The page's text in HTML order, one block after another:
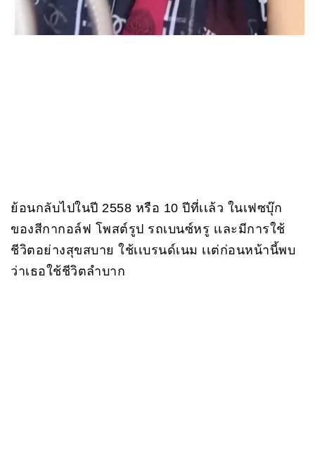
ย้อนกลับไปในปี 2558 หรือ 10 ปีที่เเล้ว ในเฟซบุ๊ก
ของสีกากอล์ฟ โพสต์รูป รถเบนซ์หรู เเละมีการใช้
ชีวิตอย่างสุขสบาย ใช้เเบรนด์เนม เเต่ก่อนหน้านี้พบ
ว่าเธอใช้ชีวิตลำบาก